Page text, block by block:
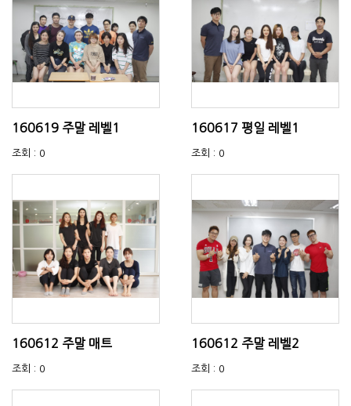
160619 주말 레벨1
조회 : 0
160617 평일 레벨1
조회 : 0
160612 주말 매트
조회 : 0
160612 주말 레벨2
조회 : 0